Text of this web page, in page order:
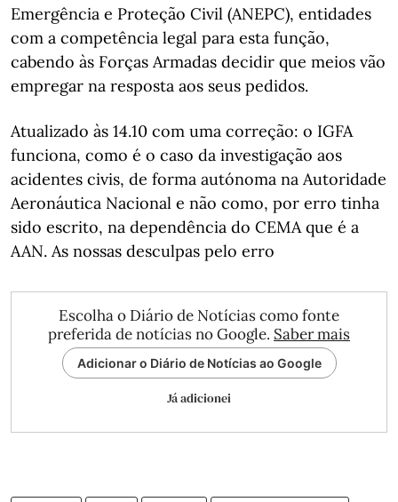
Emergência e Proteção Civil (ANEPC), entidades
com a competência legal para esta função,
cabendo às Forças Armadas decidir que meios vão
empregar na resposta aos seus pedidos.
Atualizado às 14.10 com uma correção: o IGFA
funciona, como é o caso da investigação aos
acidentes civis, de forma autónoma na Autoridade
Aeronáutica Nacional e não como, por erro tinha
sido escrito, na dependência do CEMA que é a
AAN. As nossas desculpas pelo erro
Escolha o Diário de Notícias como fonte
preferida de notícias no Google. Saber mais
Adicionar o Diário de Notícias ao Google
Já adicionei